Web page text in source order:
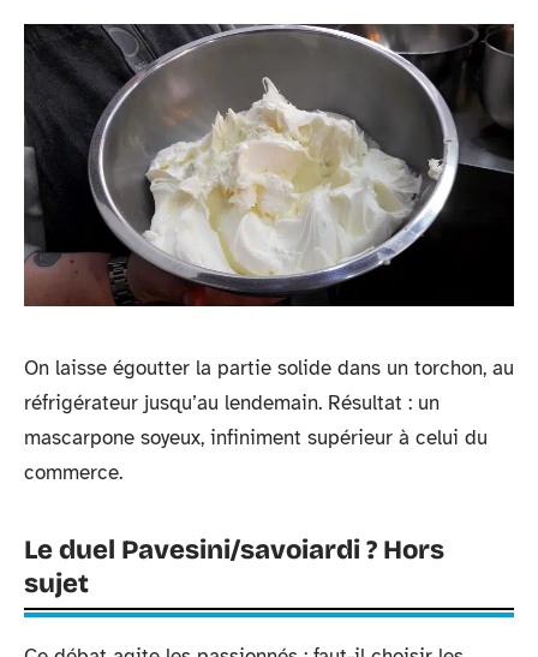
On laisse égoutter la partie solide dans un torchon, au
réfrigérateur jusqu’au lendemain. Résultat : un
mascarpone soyeux, infiniment supérieur à celui du
commerce.
Le duel Pavesini/savoiardi ? Hors
sujet